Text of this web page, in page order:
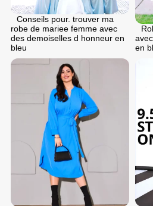
en
Conseils pour. trouver ma
robe de mariee femme avec
des demoiselles d honneur en
bleu